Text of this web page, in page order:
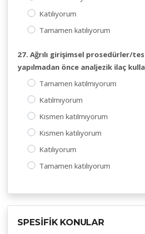
Katılıyorum
Tamamen katılıyorum
27. Ağrılı girişimsel prosedürler/
yapılmadan önce analjezik ilaç
Tamamen katılmıyorum
Katılmıyorum
Kısmen katılmıyorum
Kısmen katılıyorum
Katılıyorum
Tamamen katılıyorum
SPESİFİK KONULAR